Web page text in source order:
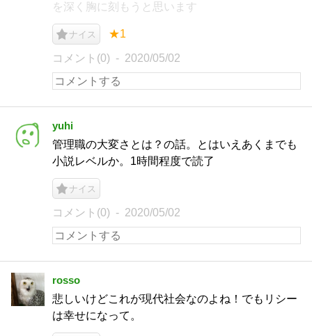
を深く胸に刻もうと思います
ナイス ★1
コメント(0) 2020/05/02
yuhi
管理職の大変さとは？の話。とはいえあくまでも
小説レベルか。1時間程度で読了
ナイス
コメント(0) 2020/05/02
rosso
悲しいけどこれが現代社会なのよね！でもリシー
は幸せになって。